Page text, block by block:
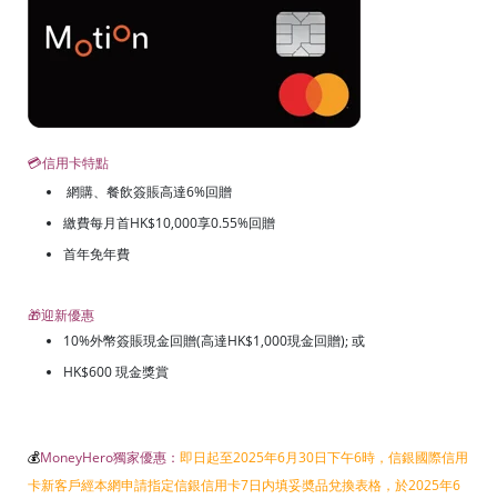
💳信用卡特點
網購、餐飲簽賬高達6%回贈
繳費每月首HK$10,000享0.55%回贈
首年免年費
🎁迎新優惠
10%外幣簽賬現金回贈(高達HK$1,000現金回贈); 或
HK$600 現金獎賞
💰MoneyHero獨家優惠： 即日起至2025年6月30日下午6時，信銀國際信用
卡新客戶經本網申請指定信銀信用卡7日内填妥奬品兌換表格，於2025年6